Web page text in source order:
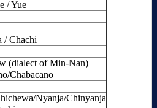
/ Yue
/ Chachi
(dialect of Min-Nan)
Chabacano
Nyanja/Chinyanja